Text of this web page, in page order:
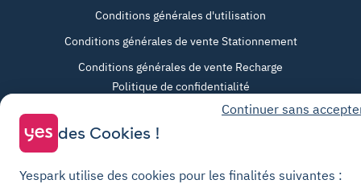
Conditions générales d'utilisation
Conditions générales de vente Stationnement
Conditions générales de vente Recharge
Politique de confidentialité
Politique relative aux cookies
Paramètres des cookies
Continuer sans
des Cookies !
Yespark utilise des cookies pour les finalités suivantes :